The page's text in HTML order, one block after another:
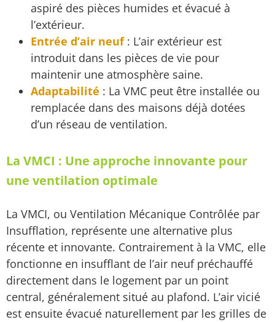
aspiré des pièces humides et évacué à
l’extérieur.
Entrée d’air neuf: L’air extérieur est
introduit dans les pièces de vie pour
maintenir une atmosphère saine.
Adaptabilité : La VMC peut être installée ou
remplacée dans des maisons déjà dotées
d’un réseau de ventilation.
La VMCI : Une approche innovante pour
une ventilation optimale
La VMCI, ou Ventilation Mécanique Contrôlée par
Insufflation, représente une alternative plus
récente et innovante. Contrairement à la VMC, elle
fonctionne en insufflant de l’air neuf préchauffé
directement dans le logement par un point
central, généralement situé au plafond. L’air vicié
est ensuite évacué naturellement par les grilles de